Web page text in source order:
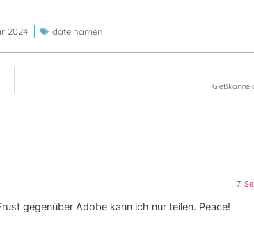
2024 dateinamen
Gießkanne
7.
gegenüber Adobe kann ich nur teilen. Peace!